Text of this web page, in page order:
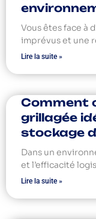
Vous êtes face à
imprévus et une
Lire la suite »
Comment
grillagée
stockage
Dans un
et l’efficacité
Lire la suite »